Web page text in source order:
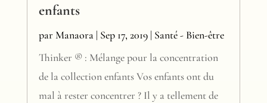
enfants
parManaora| Sep 17, 2019| Santé - Bien-être
Thinker ® : Mélange pour la concentration
de la collection enfants Vos enfants ont du
mal à rester concentrer ? Il y a tellement de